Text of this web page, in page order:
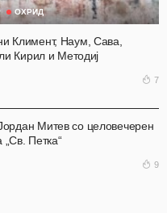
ОХРИД
Климент, Наум, Сава,
Кирил и Методиј
7
Митев со целовечерен
„Св. Петка“
9